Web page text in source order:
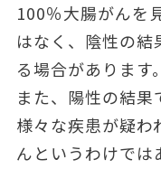
100％大腸がんを
はなく、陰性の
る場合があります。
また、陽性の結
様々な疾患が疑
んというわけでは